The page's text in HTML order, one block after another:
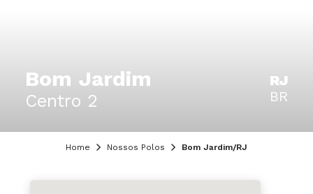
Bom Jardim
Centro 2
RJ
BR
Home Nossos Polos Bom Jardim/RJ